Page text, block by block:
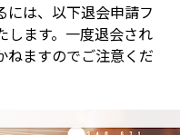
には、以下退会申請フ
します。一度退会され
ねますのでご注意くだ